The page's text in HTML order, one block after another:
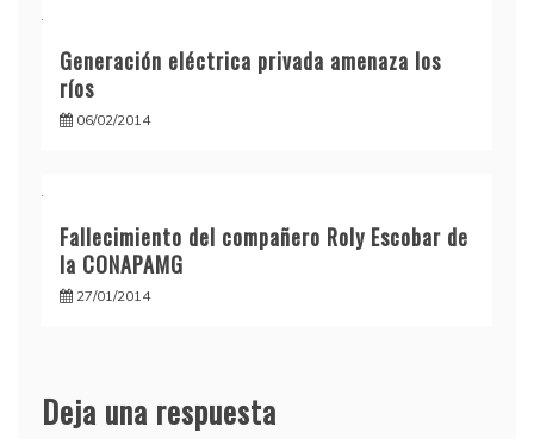
Generación eléctrica privada amenaza los
ríos
06/02/2014
Fallecimiento del compañero Roly Escobar de
la CONAPAMG
27/01/2014
Deja una respuesta